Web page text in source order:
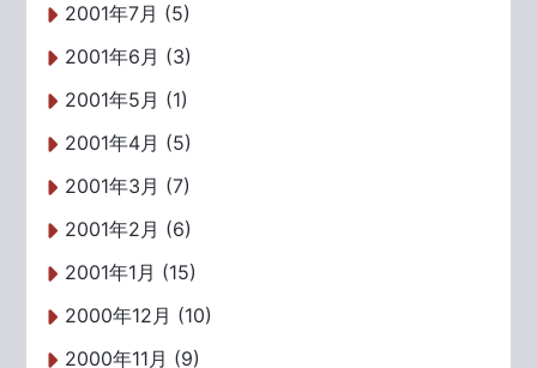
2001年7月 (5)
2001年6月 (3)
2001年5月 (1)
2001年4月 (5)
2001年3月 (7)
2001年2月 (6)
2001年1月 (15)
2000年12月 (10)
2000年11月 (9)